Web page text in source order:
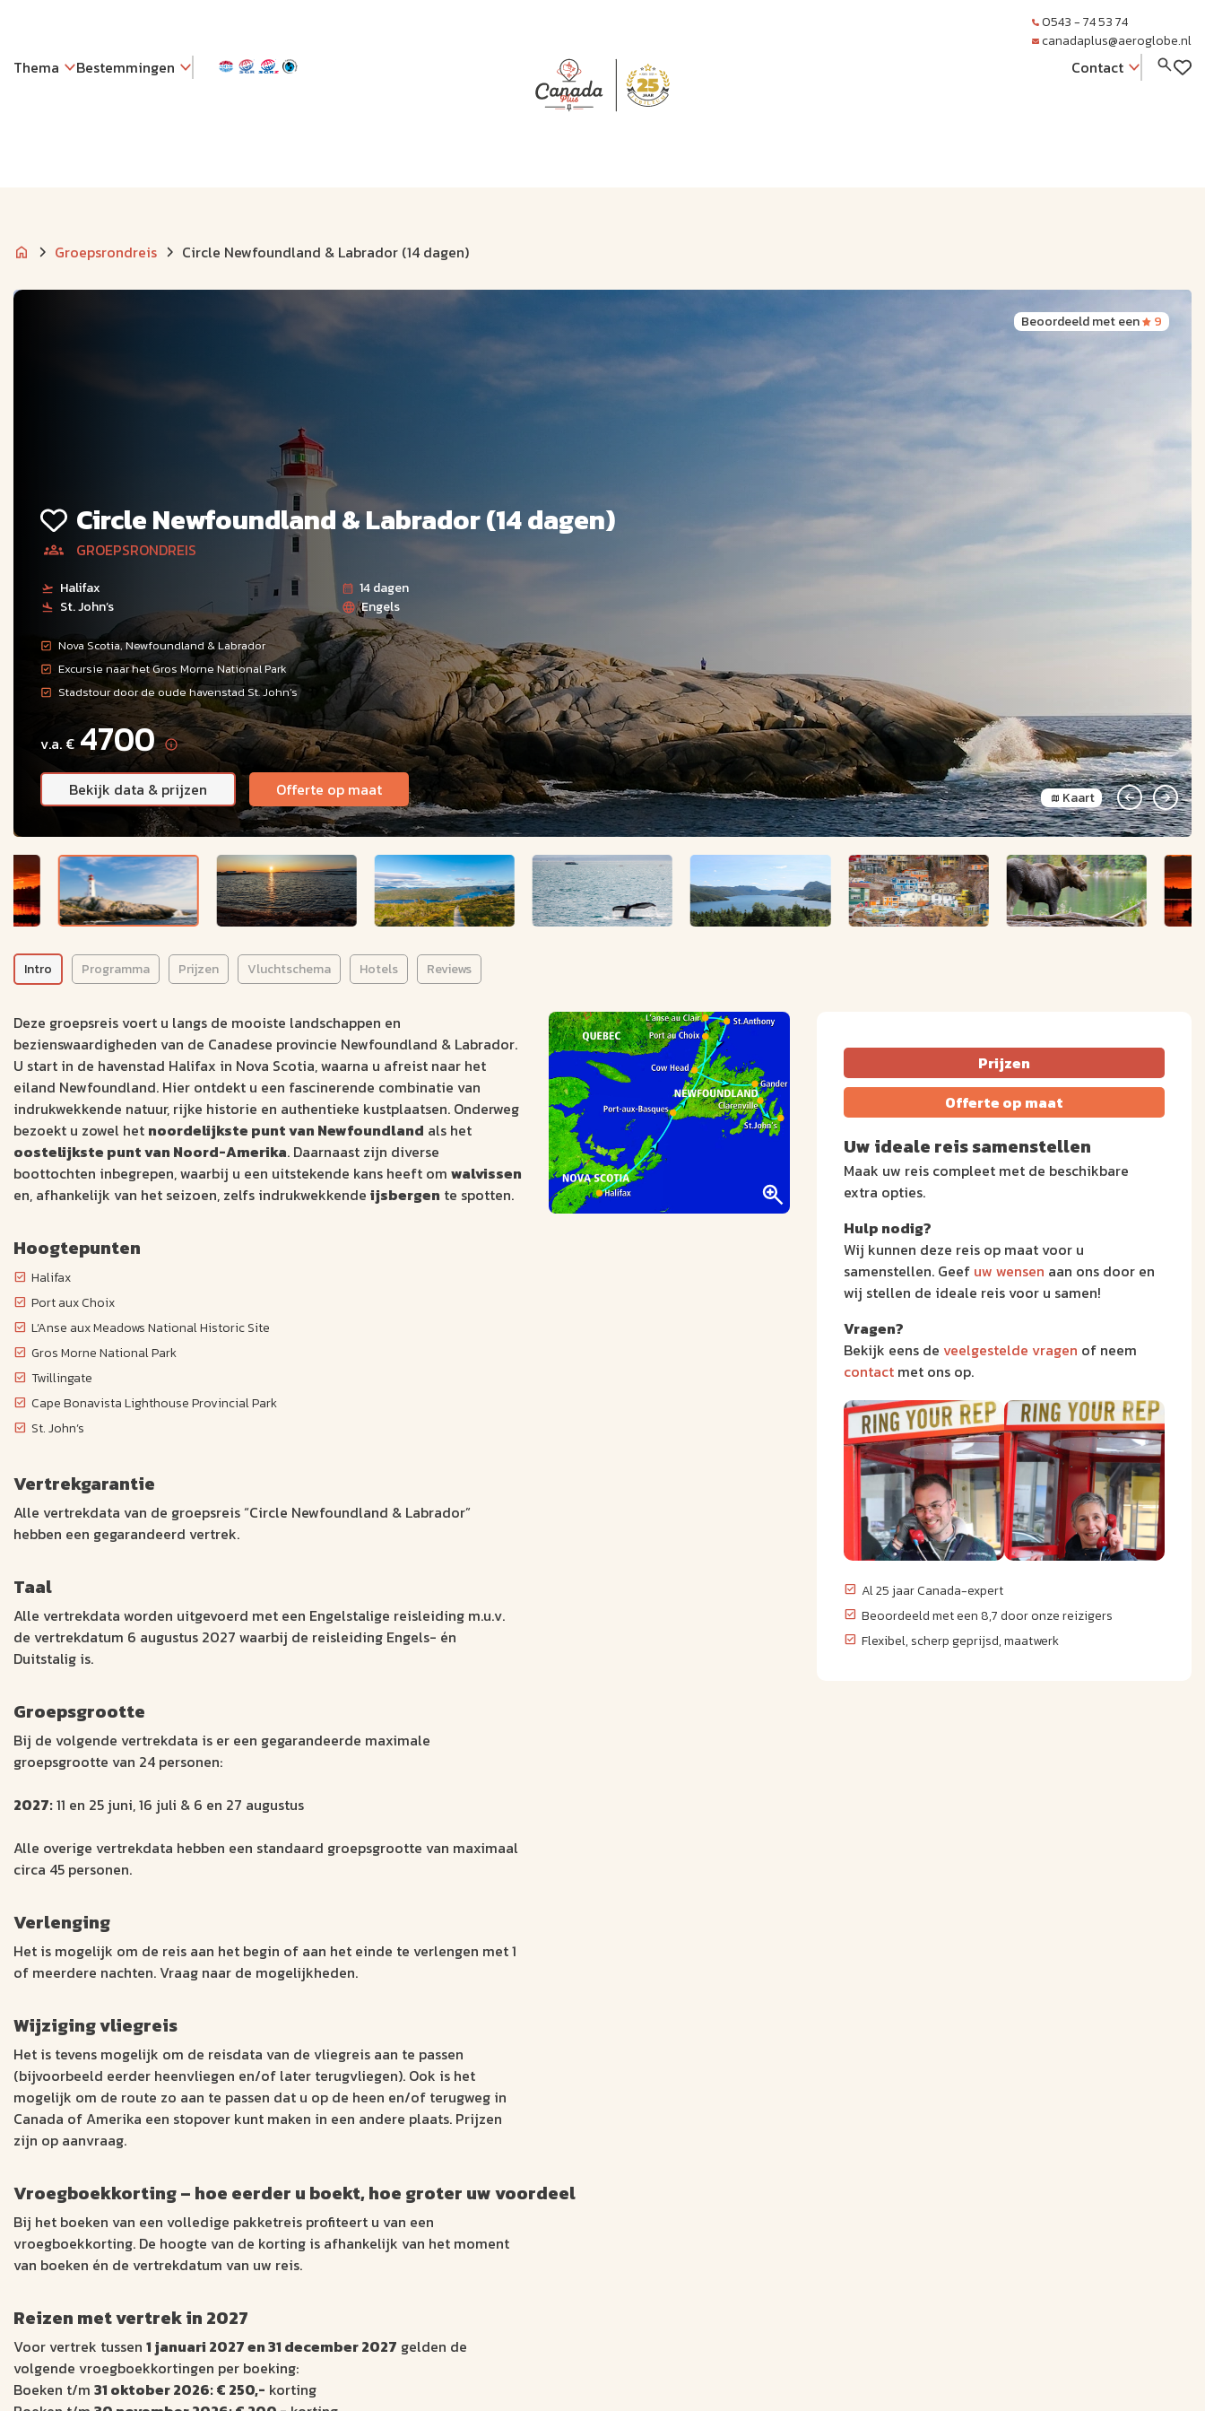
Thema Bestemmingen
JUBI LEUM
0543 - 74 53 74
canadaplus@aeroglobe.nl
Contact
Groepsrondreis Circle Newfoundland & Labrador (14 dagen)
Beoordeeld met een 9
Kaart
Circle Newfoundland & Labrador (14 dagen)
GROEPSRONDREIS
Halifax
14 dagen
St. John’s
Engels
Nova Scotia, Newfoundland & Labrador
Excursie naar het Gros Morne National Park
Stadstour door de oude havenstad St. John’s
v.a. € 4700
Bekijk data & prijzen Offerte op maat
Intro Programma Prijzen Vluchtschema Hotels Reviews
Deze groepsreis voert u langs de mooiste landschappen en
bezienswaardigheden van de Canadese provincie Newfoundland & Labrador.
U start in de havenstad Halifax in Nova Scotia, waarna u afreist naar het
eiland Newfoundland. Hier ontdekt u een fascinerende combinatie van
indrukwekkende natuur, rijke historie en authentieke kustplaatsen. Onderweg
bezoekt u zowel het noordelijkste punt van Newfoundland als het
oostelijkste punt van Noord-Amerika. Daarnaast zijn diverse
boottochten inbegrepen, waarbij u een uitstekende kans heeft om walvissen
en, afhankelijk van het seizoen, zelfs indrukwekkende ijsbergen te spotten.
Hoogtepunten
Halifax
Port aux Choix
L’Anse aux Meadows National Historic Site
Gros Morne National Park
Twillingate
Cape Bonavista Lighthouse Provincial Park
St. John’s
Vertrekgarantie
Alle vertrekdata van de groepsreis “Circle Newfoundland & Labrador”
hebben een gegarandeerd vertrek.
Taal
Alle vertrekdata worden uitgevoerd met een Engelstalige reisleiding m.u.v.
de vertrekdatum 6 augustus 2027 waarbij de reisleiding Engels- én
Duitstalig is.
Groepsgrootte
Bij de volgende vertrekdata is er een gegarandeerde maximale
groepsgrootte van 24 personen:
2027:11 en 25 juni, 16 juli & 6 en 27 augustus
Alle overige vertrekdata hebben een standaard groepsgrootte van maximaal
circa 45 personen.
Verlenging
Het is mogelijk om de reis aan het begin of aan het einde te verlengen met 1
of meerdere nachten. Vraag naar de mogelijkheden.
Wijziging vliegreis
Het is tevens mogelijk om de reisdata van de vliegreis aan te passen
(bijvoorbeeld eerder heenvliegen en/of later terugvliegen). Ook is het
mogelijk om de route zo aan te passen dat u op de heen en/of terugweg in
Canada of Amerika een stopover kunt maken in een andere plaats. Prijzen
zijn op aanvraag.
Vroegboekkorting – hoe eerder u boekt, hoe groter uw voordeel
Bij het boeken van een volledige pakketreis profiteert u van een
vroegboekkorting. De hoogte van de korting is afhankelijk van het moment
van boeken én de vertrekdatum van uw reis.
Reizen met vertrek in 2027
Voor vertrek tussen 1 januari 2027 en 31 december 2027 gelden de
volgende vroegboekkortingen per boeking:
Boeken t/m 31 oktober 2026: € 250,- korting
Prijzen
Offerte op maat
Uw ideale reis samenstellen
Maak uw reis compleet met de beschikbare
extra opties.
Hulp nodig?
Wij kunnen deze reis op maat voor u
samenstellen. Geef uw wensen aan ons door en
wij stellen de ideale reis voor u samen!
Vragen?
Bekijk eens de veelgestelde vragen of neem
contact met ons op.
Al 25 jaar Canada-expert
Beoordeeld met een 8,7 door onze reizigers
Flexibel, scherp geprijsd, maatwerk